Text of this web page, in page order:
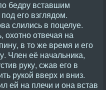
бедру вставшим
его взглядом.
слились в поцелуе.
отвечая на
в то же время и его
Член её начальника,
руку, сжав его в
рукой вверх и вниз.
ей на плечи и она встав